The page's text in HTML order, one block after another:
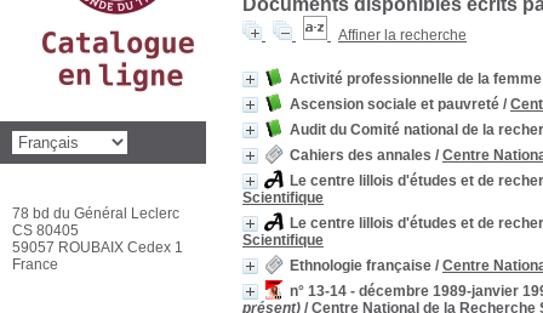
Documents disponibles écrits
Affiner la recherche
Activité professionnelle de la
Ascension sociale et pauvreté /
Audit du Comité national de la
Cahiers des annales / Centre
Le centre lillois d'études et de
Scientifique
Le centre lillois d'études et de
Scientifique
Ethnologie française / Centre
n° 13-14 - décembre 1989-janvier
présent) / Centre National de la Recherche
78 bd du Général Leclerc
CS 80405
59057 ROUBAIX Cedex 1
France